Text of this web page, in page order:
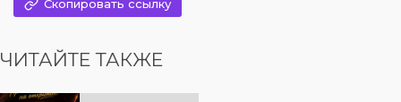
Скопировать ссылку
ЧИТАЙТЕ ТАКЖЕ